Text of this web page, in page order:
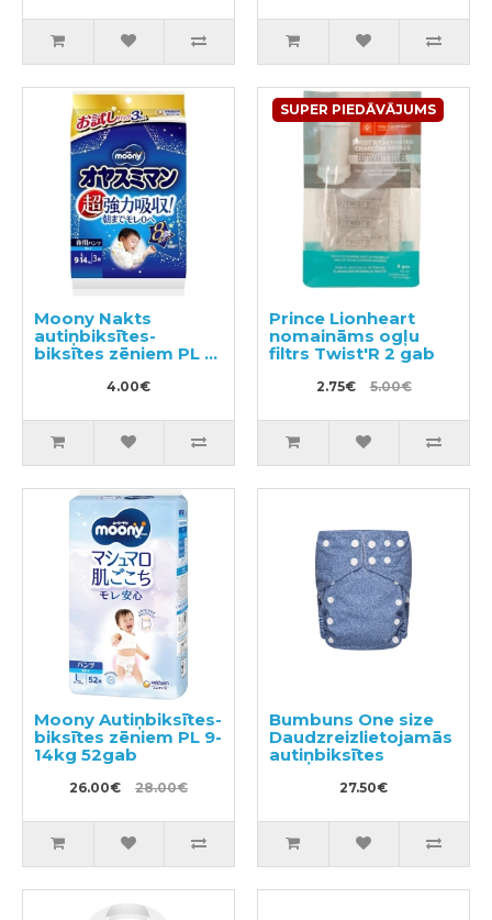
34gab
Moony Nakts
autiņbiksītes-
biksītes zēniem PL 9-
4.00€
SUPER PIEDĀVĀJUMS
Prince Lionheart
nomaināms ogļu
filtrs Twist'R 2 gab
2.75€ 5.00€
Moony Autiņbiksītes-
biksītes zēniem PL 9-
14kg 52gab
26.00€ 28.00€
Bumbuns One size
Daudzreizlietojamās
autiņbiksītes
27.50€